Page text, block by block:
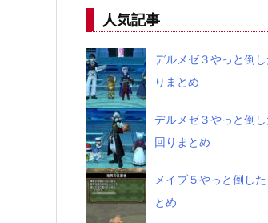
人気記事
デルメゼ３やっと倒
りまとめ
デルメゼ３やっと倒
回りまとめ
メイブ５やっと倒し
とめ